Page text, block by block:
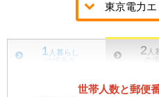
1 人暮らし
の場合
2 人
の
世帯人数と郵便